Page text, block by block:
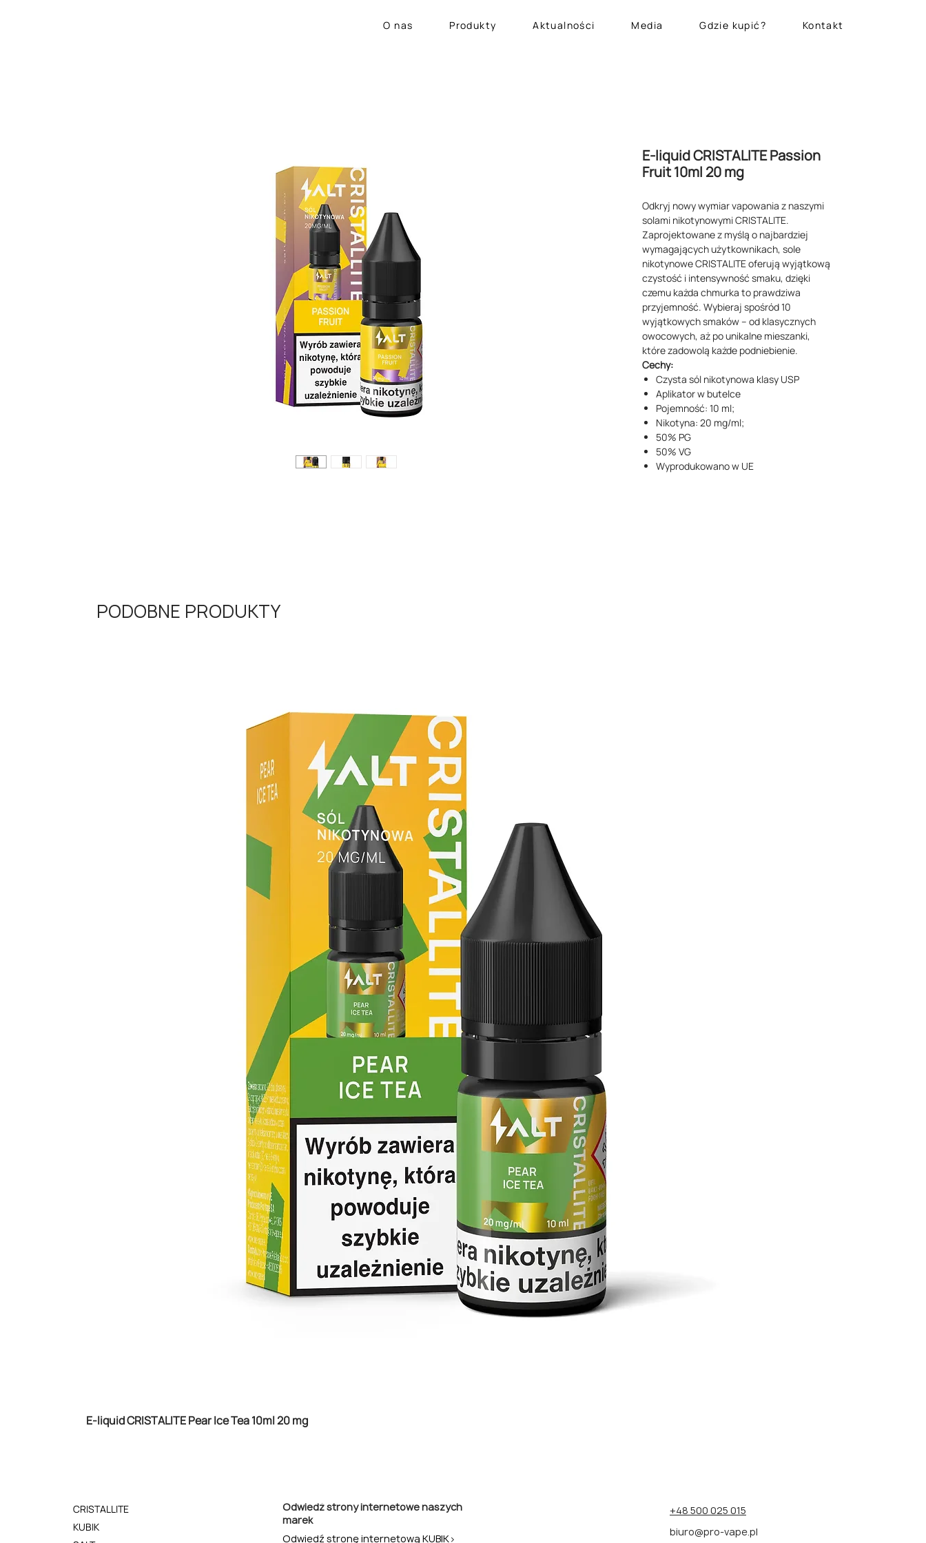
O nas Produkty Aktualności Media Gdzie kupić? Kontakt
E-liquid CRISTALITE Passion
Fruit 10ml 20 mg
Odkryj nowy wymiar vapowania z naszymi
solami nikotynowymi CRISTALITE.
Zaprojektowane z myślą o najbardziej
wymagających użytkownikach, sole
nikotynowe CRISTALITE oferują wyjątkową
czystość i intensywność smaku, dzięki
czemu każda chmurka to prawdziwa
przyjemność. Wybieraj spośród 10
wyjątkowych smaków – od klasycznych
owocowych, aż po unikalne mieszanki,
które zadowolą każde podniebienie.
Cechy:
Czysta sól nikotynowa klasy USP
Aplikator w butelce
Pojemność: 10 ml;
Nikotyna: 20 mg/ml;
50% PG
50% VG
Wyprodukowano w UE
PODOBNE PRODUKTY
E-liquid CRISTALITE Pear Ice Tea 10ml 20 mg
CRISTALLITE
KUBIK
Odwiedź strony internetowe naszych
marek
Odwiedź stronę internetową KUBIK>
+48 500 025 015
biuro@pro-vape.pl